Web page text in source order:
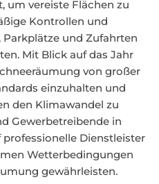
um vereiste Flächen zu
Kontrollen und
Parkplätze und Zufahrten
Mit Blick auf das Jahr
von großer
einzuhalten und
den Klimawandel zu
Gewerbetreibende in
Dienstleister
Wetterbedingungen
gewährleisten.